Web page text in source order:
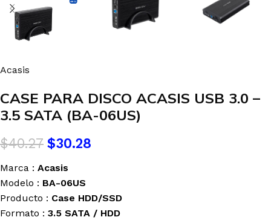
Acasis
CASE PARA DISCO ACASIS USB 3.0 –
3.5 SATA (BA-06US)
$40.27 $30.28
Marca : Acasis
Modelo : BA-06US
Producto : Case HDD/SSD
Formato : 3.5 SATA / HDD